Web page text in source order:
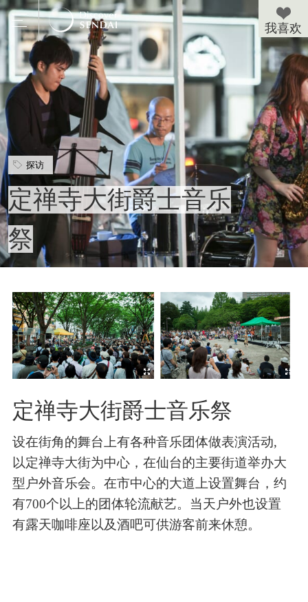
探访
定禅寺大街爵士音乐
祭
定禅寺大街爵士音乐祭
设在街角的舞台上有各种音乐团体做表演活动,
以定禅寺大街为中心，在仙台的主要街道举办大
型户外音乐会。在市中心的大道上设置舞台，约
有700个以上的团体轮流献艺。当天户外也设置
有露天咖啡座以及酒吧可供游客前来休憩。